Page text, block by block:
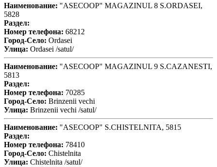
Наименование: "ASECOOP" MAGAZINUL 8 S.ORDASEI,
5828
Раздел:
Номер телефона: 68212
Город-Село: Ordasei
Улица: Ordasei /satul/
Наименование: "ASECOOP" MAGAZINUL 9 S.CAZANESTI,
5813
Раздел:
Номер телефона: 70285
Город-Село: Brinzenii vechi
Улица: Brinzenii vechi /satul/
Наименование: "ASECOOP" S.CHISTELNITA, 5815
Раздел:
Номер телефона: 78410
Город-Село: Chistelnita
Улица: Chistelnita /satul/